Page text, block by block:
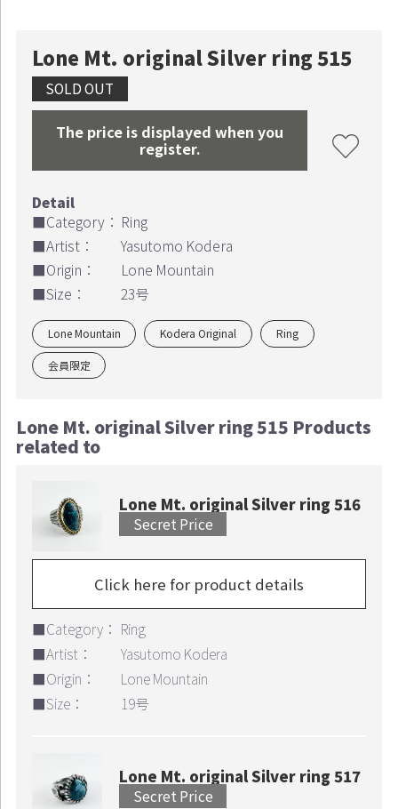
Lone Mt. original Silver ring 515
SOLD OUT
The price is displayed when you
register.
■Category： Ring
■Artist：
Yasutomo Kodera
■Origin：
Lone Mountain
■Size：
23号
Lone Mountain Kodera Original Ring
会員限定
Lone Mt. original Silver ring 515 Products
related to
Lone Mt. original Silver ring 516
Secret Price
Click here for product details
■Category： Ring
■Artist：
Yasutomo Kodera
■Origin：
Lone Mountain
■Size：
19号
Lone Mt. original Silver ring 517
Secret Price